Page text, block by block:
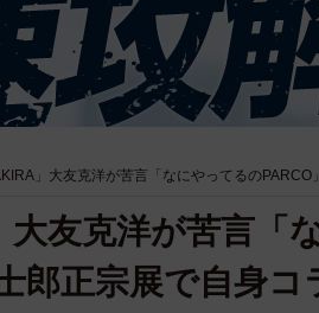
」大友克洋が苦言「なにやってるの
大友克洋が苦言「
郎正宗展で自身